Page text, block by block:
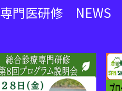
専門医研修 NEWS